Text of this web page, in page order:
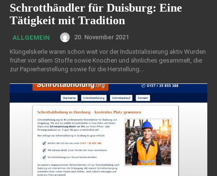
Schrotthändler für Duisburg: Eine
Tätigkeit mit Tradition
ALLGEMEIN
20. November 2021
Klüngelskerle waren schon weit vor der Industrialisierung aktiv Wurden
früher vor allem Stoffe sowie Knochen und ähnliches gesammelt, die
zur Papierherstellung sowie für die Herstellung...